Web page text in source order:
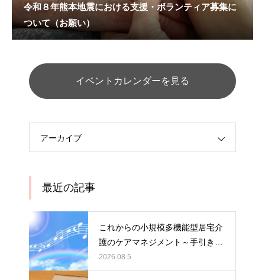
令和８年熊本地震における支援・ボランティア募集に
ついて（お願い）
イベントカレンダーを見る
アーカイブ
最近の記事
これからの小規模多機能型居宅介
護のケアマネジメント～手引きの
活用と実践から学ぶ、利用者・家
族・地域を支える力～ 受講者の
2026.08.5